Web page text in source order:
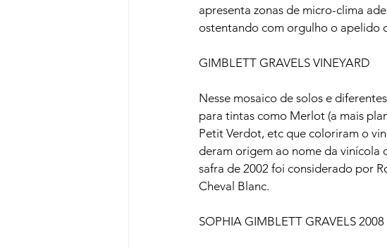
apresenta zonas de micro-clima
ostentando com orgulho o apelido
GIMBLETT GRAVELS VINEYARD
Nesse mosaico de solos e
para tintas como Merlot (a mais
Petit Verdot, etc que coloriram o
deram origem ao nome da vinícola
safra de 2002 foi considerado por
Cheval Blanc.
SOPHIA GIMBLETT GRAVELS 2008